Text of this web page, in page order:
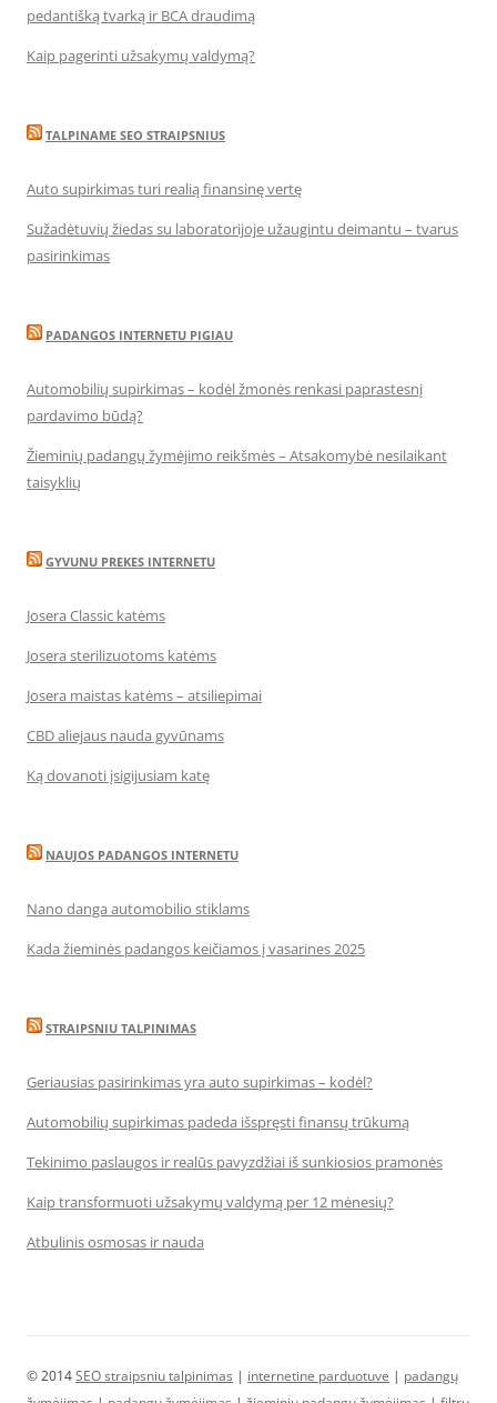
pedantišką tvarką ir BCA draudimą
Kaip pagerinti užsakymų valdymą?
TALPINAME SEO STRAIPSNIUS
Auto supirkimas turi realią finansinę vertę
Sužadėtuvių žiedas su laboratorijoje užaugintu deimantu – tvarus
pasirinkimas
PADANGOS INTERNETU PIGIAU
Automobilių supirkimas – kodėl žmonės renkasi paprastesnį
pardavimo būdą?
Žieminių padangų žymėjimo reikšmės – Atsakomybė nesilaikant
taisyklių
GYVUNU PREKES INTERNETU
Josera Classic katėms
Josera sterilizuotoms katėms
Josera maistas katėms – atsiliepimai
CBD aliejaus nauda gyvūnams
Ką dovanoti įsigijusiam katę
NAUJOS PADANGOS INTERNETU
Nano danga automobilio stiklams
Kada žieminės padangos keičiamos į vasarines 2025
STRAIPSNIU TALPINIMAS
Geriausias pasirinkimas yra auto supirkimas – kodėl?
Automobilių supirkimas padeda išspręsti finansų trūkumą
Tekinimo paslaugos ir realūs pavyzdžiai iš sunkiosios pramonės
Kaip transformuoti užsakymų valdymą per 12 mėnesių?
Atbulinis osmosas ir nauda
© 2014SEO straipsniu talpinimas | internetine parduotuve | padangų